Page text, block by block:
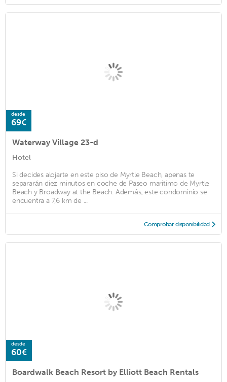
desde
69€
Waterway Village 23-d
Hotel
Si decides alojarte en este piso de Myrtle Beach, apenas te
separarán diez minutos en coche de Paseo marítimo de Myrtle
Beach y Broadway at the Beach. Además, este condominio se
encuentra a 7,6 km de ...
Comprobar disponibilidad
desde
60€
Boardwalk Beach Resort by Elliott Beach Rentals